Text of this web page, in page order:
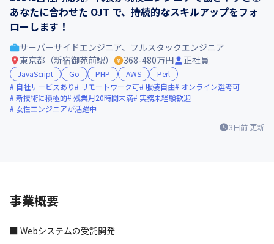
あなたに合わせた OJT で、持続的なスキルアップをフォ
ローします！
3日前 更新
サーバーサイドエンジニア、フルスタックエンジニア
東京都（新宿御苑前駅）
368-480万円 正社員
JavaScript Go PHP AWS
Perl
自社サービスあり
リモートワーク可 服装自由
オンライン選考可
新技術に積極的 残業月20時間未満
実務未経験歓迎
女性エンジニアが活躍中
事業概要
■ Webシステムの受託開発